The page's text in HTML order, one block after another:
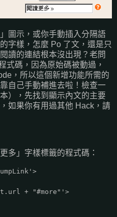
圖示，或你手動插入分隔語
字樣，怎麼 Po 了文，還是只
讀的連結根本沒出現？老問
式碼，因為原始碼被動過，
，所以這個新增功能所需的
自己手動補進去啦！檢查一
），先找到顯示內文的主要
如果你有用過其他 Hack，請
多」字樣標籤的程式碼：
+ "#more"'>